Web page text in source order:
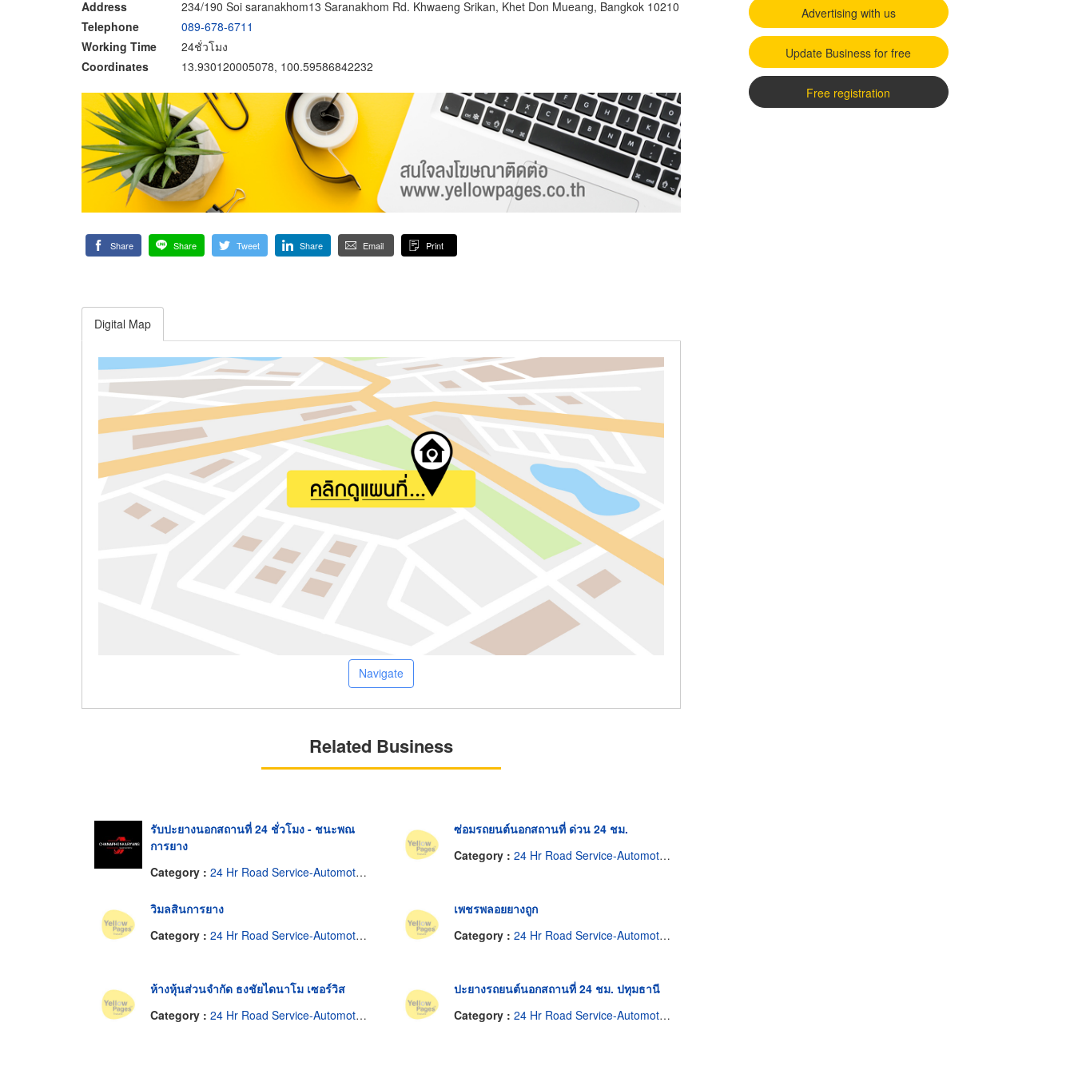
Address
234/190 Soi saranakhom13 Saranakhom Rd. Khwaeng Srikan, Khet Don Mueang, Bangkok 10210
Telephone
089-678-6711
Working Time
24ชั่วโมง
Coordinates
13.930120005078, 100.59586842232
Share Share Tweet Share Email Print
Digital Map
Navigate
Related Business
รับปะยางนอกสถานที่ 24 ชั่วโมง - ชนะพณ
การยาง
Category : 24 Hr Road Service-Automotive
ซ่อมรถยนต์นอกสถานที่ ด่วน 24 ชม.
Category : 24 Hr Road Service-Automotive
วิมลสินการยาง
Category : 24 Hr Road Service-Automotive
เพชรพลอยยางถูก
Category : 24 Hr Road Service-Automotive
ห้างหุ้นส่วนจำกัด ธงชัยไดนาโม เซอร์วิส
Category : 24 Hr Road Service-Automotive
ปะยางรถยนต์นอกสถานที่ 24 ชม. ปทุมธานี
Category : 24 Hr Road Service-Automotive
Advertising with us
Update Business for free
Free registration